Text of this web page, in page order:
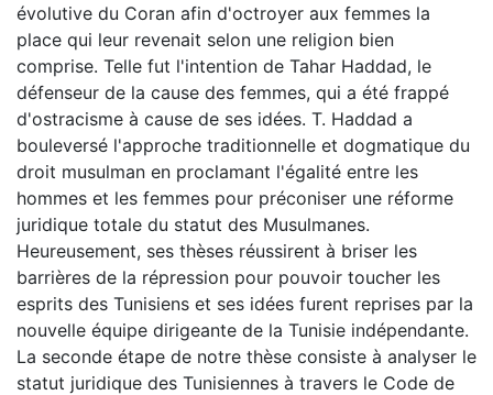
évolutive du Coran afin d'octroyer aux femmes la
place qui leur revenait selon une religion bien
comprise. Telle fut l'intention de Tahar Haddad, le
défenseur de la cause des femmes, qui a été frappé
d'ostracisme à cause de ses idées. T. Haddad a
bouleversé l'approche traditionnelle et dogmatique du
droit musulman en proclamant l'égalité entre les
hommes et les femmes pour préconiser une réforme
juridique totale du statut des Musulmanes.
Heureusement, ses thèses réussirent à briser les
barrières de la répression pour pouvoir toucher les
esprits des Tunisiens et ses idées furent reprises par la
nouvelle équipe dirigeante de la Tunisie indépendante.
La seconde étape de notre thèse consiste à analyser le
statut juridique des Tunisiennes à travers le Code de